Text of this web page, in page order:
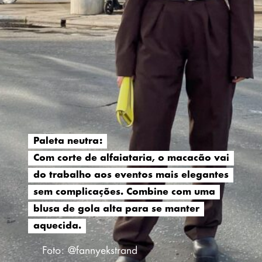
Paleta neutra:
Com corte de alfaiataria, o macacão vai
do trabalho aos eventos mais elegantes
sem complicações. Combine com uma
blusa de gola alta para se manter
aquecida.
Paleta neutra:
Com corte de alfaiataria, o macacão vai
do trabalho aos eventos mais elegantes
sem complicações. Combine com uma
blusa de gola alta para se manter
aquecida.
Foto: @fannyekstrand